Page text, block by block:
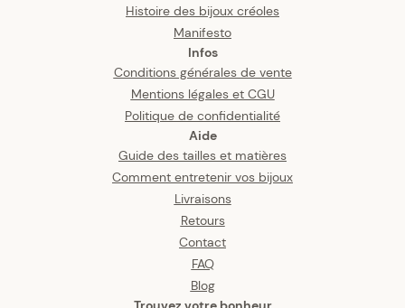
Histoire des bijoux créoles
Manifesto
Infos
Conditions générales de vente
Mentions légales et CGU
Politique de confidentialité
Aide
Guide des tailles et matières
Comment entretenir vos bijoux
Livraisons
Retours
Contact
FAQ
Blog